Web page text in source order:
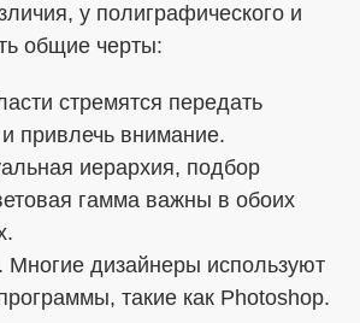
у полиграфического и
общие черты:
стремятся передать
привлечь внимание.
иерархия, подбор
гамма важны в обоих
Многие дизайнеры используют
такие как Photoshop.